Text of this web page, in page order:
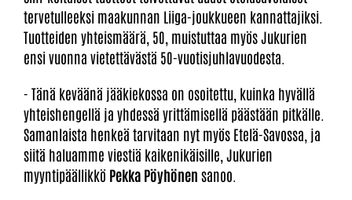
tervetulleeksi maakunnan Liiga-joukkueen kannattajiksi.
Tuotteiden yhteismäärä, 50, muistuttaa myös Jukurien
ensi vuonna vietettävästä 50-vuotisjuhlavuodesta.
- Tänä keväänä jääkiekossa on osoitettu, kuinka hyvällä
yhteishengellä ja yhdessä yrittämisellä päästään pitkälle.
Samanlaista henkeä tarvitaan nyt myös Etelä-Savossa, ja
siitä haluamme viestiä kaikenikäisille, Jukurien
myyntipäällikkö Pekka Pöyhönen sanoo.